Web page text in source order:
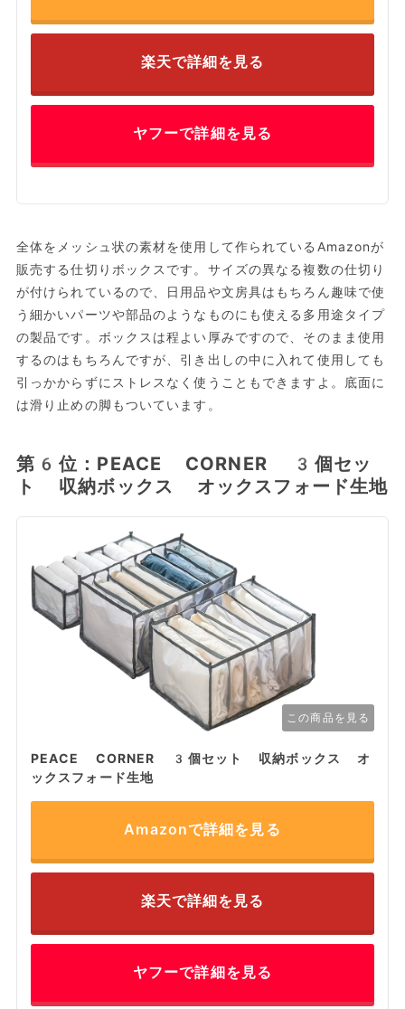
楽天で詳細を見る
ヤフーで詳細を見る
全体をメッシュ状の素材を使用して作られているAmazonが
販売する仕切りボックスです。サイズの異なる複数の仕切り
が付けられているので、日用品や文房具はもちろん趣味で使
う細かいパーツや部品のようなものにも使える多用途タイプ
の製品です。ボックスは程よい厚みですので、そのまま使用
するのはもちろんですが、引き出しの中に入れて使用しても
引っかからずにストレスなく使うこともできますよ。底面に
は滑り止めの脚もついています。
第6位：PEACE CORNER 3個セッ
ト 収納ボックス オックスフォード生地
この商品を見る
PEACE CORNER 3個セット 収納ボックス オ
ックスフォード生地
Amazonで詳細を見る
楽天で詳細を見る
ヤフーで詳細を見る